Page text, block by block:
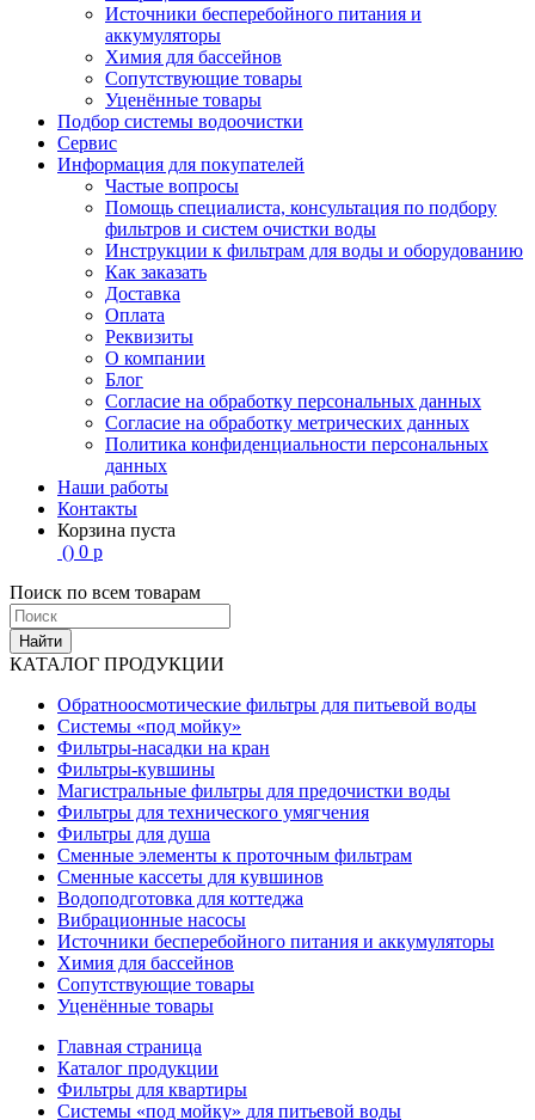
Источники бесперебойного питания и
аккумуляторы
Химия для бассейнов
Сопутствующие товары
Уценённые товары
Подбор системы водоочистки
Сервис
Информация для покупателей
Частые вопросы
Помощь специалиста, консультация по подбору
фильтров и систем очистки воды
Инструкции к фильтрам для воды и оборудованию
Как заказать
Доставка
Оплата
Реквизиты
О компании
Блог
Согласие на обработку персональных данных
Согласие на обработку метрических данных
Политика конфиденциальности персональных
данных
Наши работы
Контакты
Корзина пуста
() 0 р
Поиск по всем товарам
Найти
КАТАЛОГ ПРОДУКЦИИ
Обратноосмотические фильтры для питьевой воды
Системы «под мойку»
Фильтры-насадки на кран
Фильтры-кувшины
Магистральные фильтры для предочистки воды
Фильтры для технического умягчения
Фильтры для душа
Сменные элементы к проточным фильтрам
Сменные кассеты для кувшинов
Водоподготовка для коттеджа
Вибрационные насосы
Источники бесперебойного питания и аккумуляторы
Химия для бассейнов
Сопутствующие товары
Уценённые товары
Главная страница
Каталог продукции
Фильтры для квартиры
Системы «под мойку» для питьевой воды